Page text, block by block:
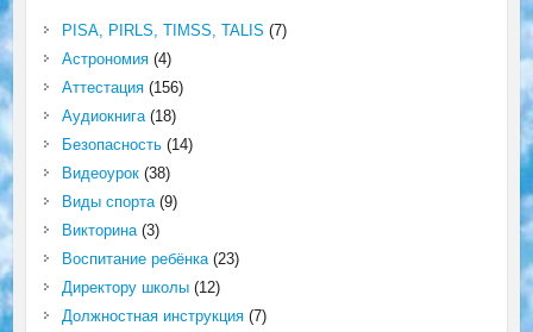
PISA, PIRLS, TIMSS, TALIS (7)
Астрономия(4)
Аттестация(156)
Аудиокнига(18)
Безопасность(14)
Видеоурок(38)
Виды спорта(9)
Викторина(3)
Воспитание ребёнка(23)
Директору школы(12)
Должностная инструкция(7)